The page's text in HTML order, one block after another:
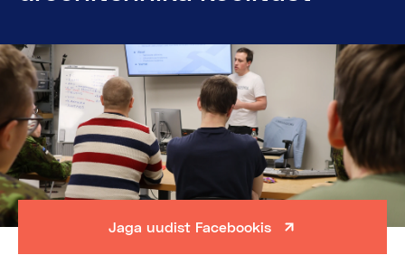
Jaga uudist Facebookis